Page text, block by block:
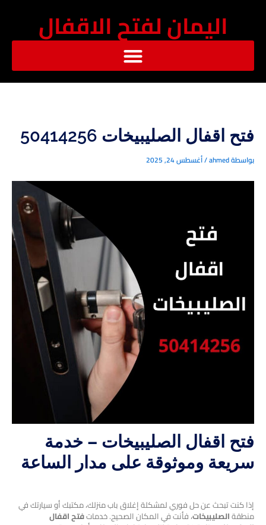
اليمان لفتح الاقفال
فتح اقفال الصليبيخات 50414256
بواسطةahmed
/أغسطس 24, 2025
فتح اقفال الصليبيخات – خدمة
سريعة وموثوقة على مدار الساعة
إذا كنت تبحث عن حل فوري لمشكلة إغلاق باب منزلك، مكتبك أو سيارتك في
منطقةالصليبيخات، فأنت في المكان الصحيح. خدماتفتح اقفال